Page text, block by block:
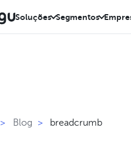
Soluções Segmentos
> Blog > breadcrumb